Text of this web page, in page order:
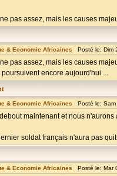
pas assez, mais les causes
& Economie Africaines Posté le: Dim
pas assez, mais les causes
encore aujourd'hui ...
& Economie Africaines Posté le:
maintenant et nous n'aurons
soldat français n'aura pas
& Economie Africaines Posté le: Mar